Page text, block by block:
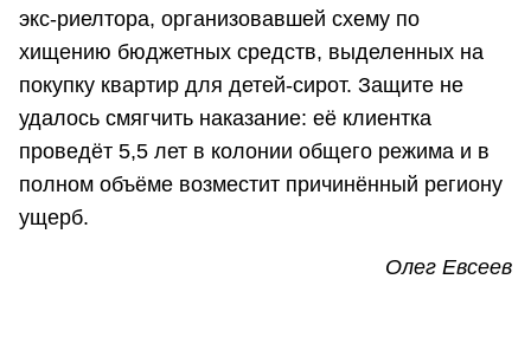
экс-риелтора, организовавшей схему по
хищению бюджетных средств, выделенных на
покупку квартир для детей-сирот. Защите не
удалось смягчить наказание: её клиентка
проведёт 5,5 лет в колонии общего режима и в
полном объёме возместит причинённый региону
ущерб.
Олег Евсеев